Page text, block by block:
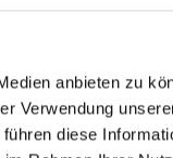
anbieten zu
Verwendung
diese
03/ 2022 | Bericht
Directory of